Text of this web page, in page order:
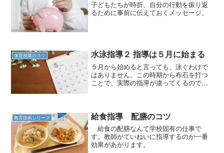
子どもたちが時折、自分の行動を振り返
るために事前に伝えておくメッセージ。
体育授業のコツ 水泳指導２ 指導は５月に始まる
５月から始めると言っても、泳ぐわけで
はありません。この時期から布石を打つ
ことで、実際の指導が違ってくるので
教育技術シリーズ 給食指導 配膳のコツ
給食の配膳なんて学校固有の仕事で
す。教師がていねいに指導するのが一番
効果があがります。